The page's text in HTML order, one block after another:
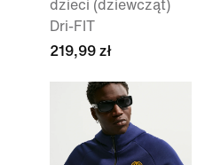
dzieci (dziewcząt)
Dri-FIT
219,99 zł